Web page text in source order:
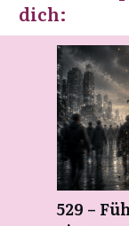
dich:
529 –